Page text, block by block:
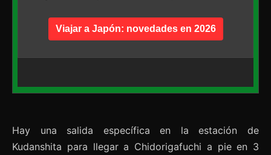
Viajar a Japón: novedades en 2026
Hay una salida específica en la estación de
Kudanshita para llegar a Chidorigafuchi a pie en 3